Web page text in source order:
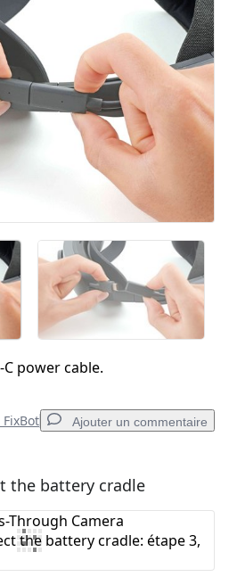
Publier un commentaire
power cable.
Ajouter un commentaire
un commentaire
the battery cradle